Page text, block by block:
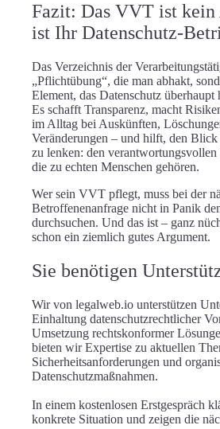
Fazit: Das VVT ist kein
ist Ihr Datenschutz-
Das Verzeichnis der
„Pflichtübung“, die man abhakt,
Element, das Datenschutz überhaupt
Es schafft Transparenz, macht
im Alltag bei Auskünften,
Veränderungen – und hilft, den Blick
zu lenken: den
die zu echten Menschen gehören.
Wer sein VVT pflegt, muss bei der
Betroffenenanfrage nicht in Panik
durchsuchen. Und das ist – ganz
schon ein ziemlich gutes Argument.
Sie benötigen
Wir von legalweb.io unterstützen
Einhaltung datenschutzrechtlicher
Umsetzung rechtskonformer
bieten wir Expertise zu aktuellen
Sicherheitsanforderungen und
Datenschutzmaßnahmen.
In einem kostenlosen Erstgespräch
konkrete Situation und zeigen die